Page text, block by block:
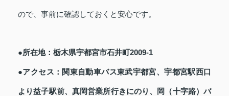
ので、事前に確認しておくと安心です。
●所在地：栃木県宇都宮市石井町2009-1
●アクセス：関東自動車バス東武宇都宮、宇都宮駅西口
より益子駅前、真岡営業所行きにのり、岡（十字路）バ